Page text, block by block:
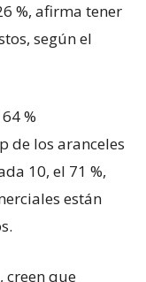
%, afirma tener
según el
%
de los aranceles
10, el 71 %,
están
creen que